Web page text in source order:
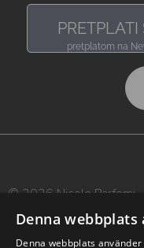
pretplatom na
© 2026 Nicole Parfemi
Denna webbplats
Denna webbplats